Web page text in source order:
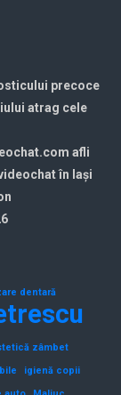
precoce
atrag cele
afli
în Iași
dentară
zâmbet
igienă copii